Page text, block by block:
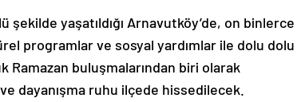
şekilde yaşatıldığı Arnavutköy’de, on binlerce
programlar ve sosyal yardımlar ile dolu dolu
Ramazan buluşmalarından biri olarak
dayanışma ruhu ilçede hissedilecek.